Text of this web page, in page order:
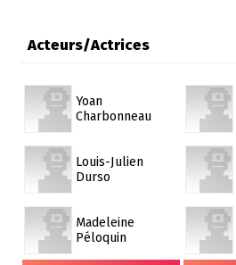
Acteurs/Actrices
Yoan
Charbonneau
Louis-Julien
Durso
Madeleine
Péloquin